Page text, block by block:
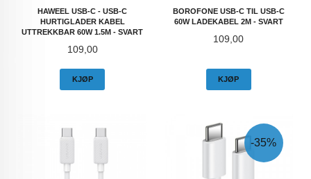
HAWEEL USB-C - USB-C
HURTIGLADER KABEL
UTTREKKBAR 60W 1.5M - SVART
Pris
109,00
KJØP
BOROFONE USB-C TIL USB-C
60W LADEKABEL 2M - SVART
Pris
109,00
KJØP
-35%